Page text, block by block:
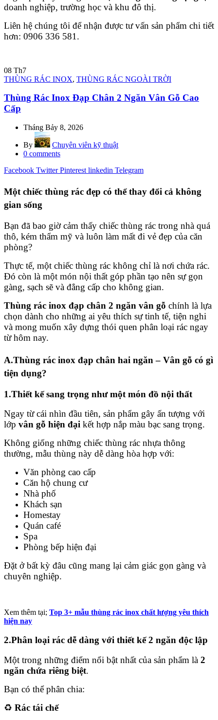
doanh nghiệp, trường học và khu đô thị.
Liên hệ chúng tôi để nhận được tư vấn sản phẩm chi tiết
hơn: 0906 336 581.
08 Th7
THÙNG RÁC INOX, THÙNG RÁC NGOÀI TRỜI
Thùng Rác Inox Đạp Chân 2 Ngăn Vân Gỗ Cao
Cấp
Tháng Bảy 8, 2026
By
Chuyên viên kỹ thuật
0 comments
Facebook Twitter Pinterest linkedin Telegram
Một chiếc thùng rác đẹp có thể thay đổi cả không
gian sống
Bạn đã bao giờ cảm thấy chiếc thùng rác trong nhà quá
thô, kém thẩm mỹ và luôn làm mất đi vẻ đẹp của căn
phòng?
Thực tế, một chiếc thùng rác không chỉ là nơi chứa rác.
Đó còn là một món nội thất góp phần tạo nên sự gọn
gàng, sạch sẽ và đẳng cấp cho không gian.
Thùng rác inox đạp chân 2 ngăn vân gỗ chính là lựa
chọn dành cho những ai yêu thích sự tinh tế, tiện nghi
và mong muốn xây dựng thói quen phân loại rác ngay
từ hôm nay.
A.Thùng rác inox đạp chân hai ngăn – Vân gỗ có gì
tiện dụng?
1.Thiết kế sang trọng như một món đồ nội thất
Ngay từ cái nhìn đầu tiên, sản phẩm gây ấn tượng với
lớp vân gỗ hiện đại kết hợp nắp màu bạc sang trọng.
Không giống những chiếc thùng rác nhựa thông
thường, mẫu thùng này dễ dàng hòa hợp với:
Văn phòng cao cấp
Căn hộ chung cư
Nhà phố
Khách sạn
Homestay
Quán café
Spa
Phòng bếp hiện đại
Đặt ở bất kỳ đâu cũng mang lại cảm giác gọn gàng và
chuyên nghiệp.
Xem thêm tại; Top 3+ mẫu thùng rác inox chất lượng yêu thích
hiện nay
2.Phân loại rác dễ dàng với thiết kế 2 ngăn độc lập
Một trong những điểm nổi bật nhất của sản phẩm là 2
ngăn chứa riêng biệt.
Bạn có thể phân chia:
♻ Rác tái chế